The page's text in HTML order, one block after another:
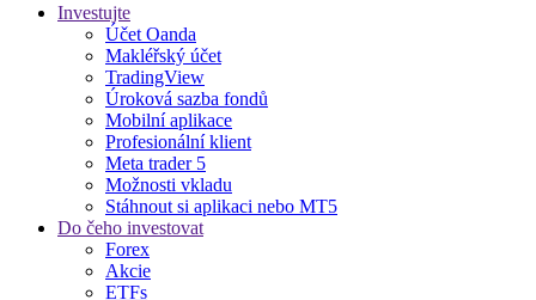
Investujte
Účet Oanda
Makléřský účet
TradingView
Úroková sazba fondů
Mobilní aplikace
Profesionální klient
Meta trader 5
Možnosti vkladu
Stáhnout si aplikaci nebo MT5
Do čeho investovat
Forex
Akcie
ETFs